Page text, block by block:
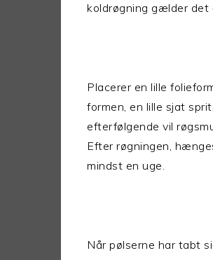
koldrøgning gælder det
Placerer en lille
formen, en lille sjat
efterfølgende vil
Efter røgningen,
mindst en uge.
Når pølserne har tabt